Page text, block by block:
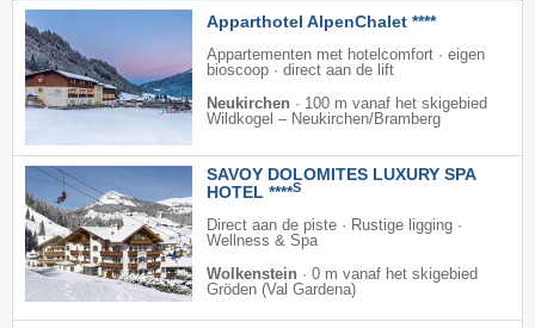
Apparthotel AlpenChalet ****
Appartementen met hotelcomfort · eigen
bioscoop · direct aan de lift
Neukirchen · 100 m vanaf het skigebied
Wildkogel – Neukirchen/​Bramberg
SAVOY DOLOMITES LUXURY SPA
HOTEL ****S
Direct aan de piste · Rustige ligging ·
Wellness & Spa
Wolkenstein · 0 m vanaf het skigebied
Gröden (Val Gardena)